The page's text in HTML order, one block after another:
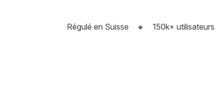
Régulé en Suisse 🔸 150k+ utilisateurs